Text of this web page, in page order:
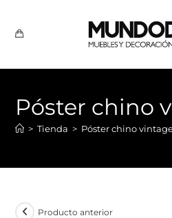
Póster chino
> Tienda > Póster chino
Producto anterior